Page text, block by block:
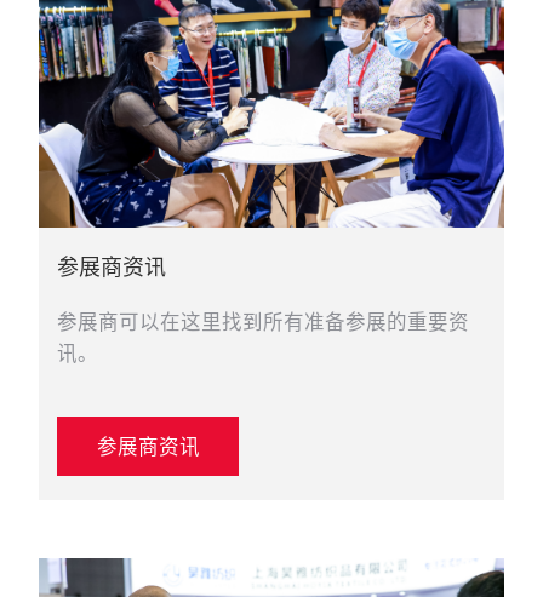
参展商资讯
参展商可以在这里找到所有准备参展的重要资
讯。
参展商资讯